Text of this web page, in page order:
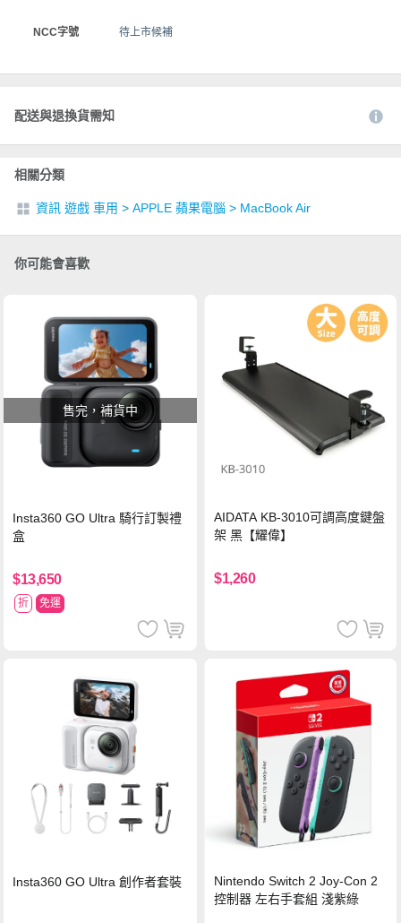
NCC字號 待上市候補
配送與退換貨需知
相關分類
資訊 遊戲 車用 > APPLE 蘋果電腦 > MacBook Air
你可能會喜歡
售完，補貨中
Insta360 GO Ultra 騎行訂製禮
盒
$13,650
折 免運
AIDATA KB-3010可調高度鍵盤
架 黑【耀偉】
$1,260
Insta360 GO Ultra 創作者套裝
Nintendo Switch 2 Joy-Con 2
控制器 左右手套組 淺紫綠